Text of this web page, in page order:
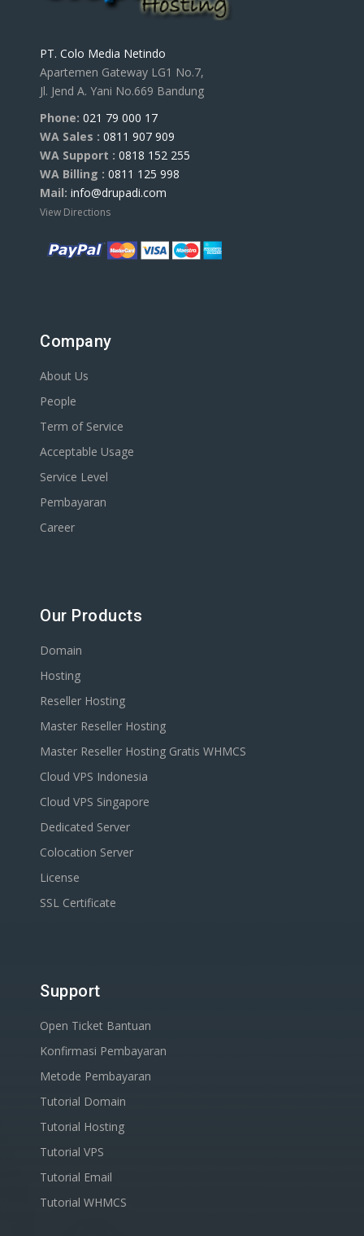
PT. Colo Media Netindo
Apartemen Gateway LG1 No.7,
Jl. Jend A. Yani No.669 Bandung
Phone: 021 79 000 17
WA Sales : 0811 907 909
WA Support : 0818 152 255
WA Billing : 0811 125 998
Mail: info@drupadi.com
View Directions
Company
About Us
People
Term of Service
Acceptable Usage
Service Level
Pembayaran
Career
Our Products
Domain
Hosting
Reseller Hosting
Master Reseller Hosting
Master Reseller Hosting Gratis WHMCS
Cloud VPS Indonesia
Cloud VPS Singapore
Dedicated Server
Colocation Server
License
SSL Certificate
Support
Open Ticket Bantuan
Konfirmasi Pembayaran
Metode Pembayaran
Tutorial Domain
Tutorial Hosting
Tutorial VPS
Tutorial Email
Tutorial WHMCS